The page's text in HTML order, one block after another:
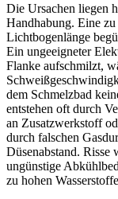
Die Ursachen liegen
Handhabung. Eine
Lichtbogenlänge
Ein ungeeigneter
Flanke aufschmilzt,
dem Schmelzbad
entstehen oft durch
an Zusatzwerkstoff
durch falschen
Düsenabstand. Risse
ungünstige
zu hohen